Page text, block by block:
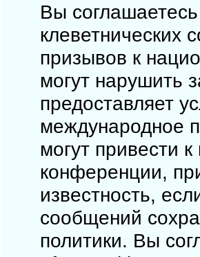
Вы
клеветнических
призывов к
могут нарушить
предоставляет
международное
могут привести
конференции,
известность,
сообщений
политики. Вы